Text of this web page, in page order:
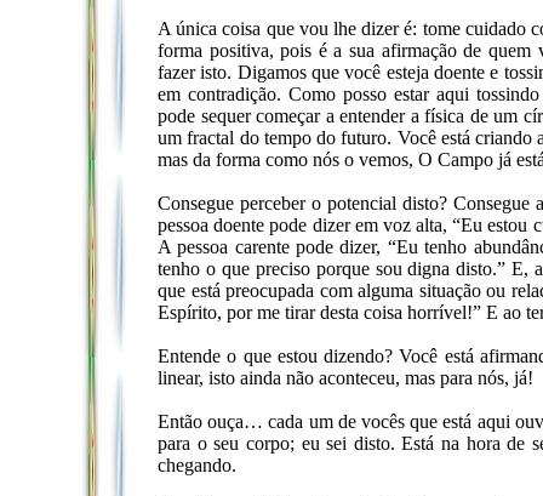
A única coisa que vou lhe dizer é: tome cuidado
forma positiva, pois é a sua afirmação de quem
fazer isto. Digamos que você esteja doente e
em contradição. Como posso estar aqui
pode sequer começar a entender a física de um
um fractal do tempo do futuro. Você está criando
mas da forma como nós o vemos, O Campo já
Consegue perceber o potencial disto?
pessoa doente pode dizer em voz alta, “Eu estou
A pessoa carente pode dizer, “Eu tenho
tenho o que preciso porque sou digna disto.” E,
que está preocupada com alguma situação ou
Espírito, por me tirar desta coisa horrível!” E ao
Entende o que estou dizendo? Você está
linear, isto ainda não aconteceu, mas para nós, já!
Então ouça… cada um de vocês que está aqui
para o seu corpo; eu sei disto. Está na hora de
chegando.